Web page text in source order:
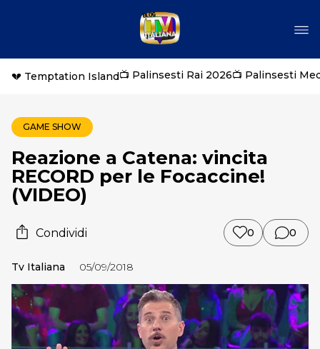
💔 Temptation Island📺 Palinsesti Rai 2026📺 Palinsesti
GAME SHOW
Reazione a Catena: vincita
RECORD per le Focaccine!
(VIDEO)
Condividi 0 0
Tv Italiana 05/09/2018